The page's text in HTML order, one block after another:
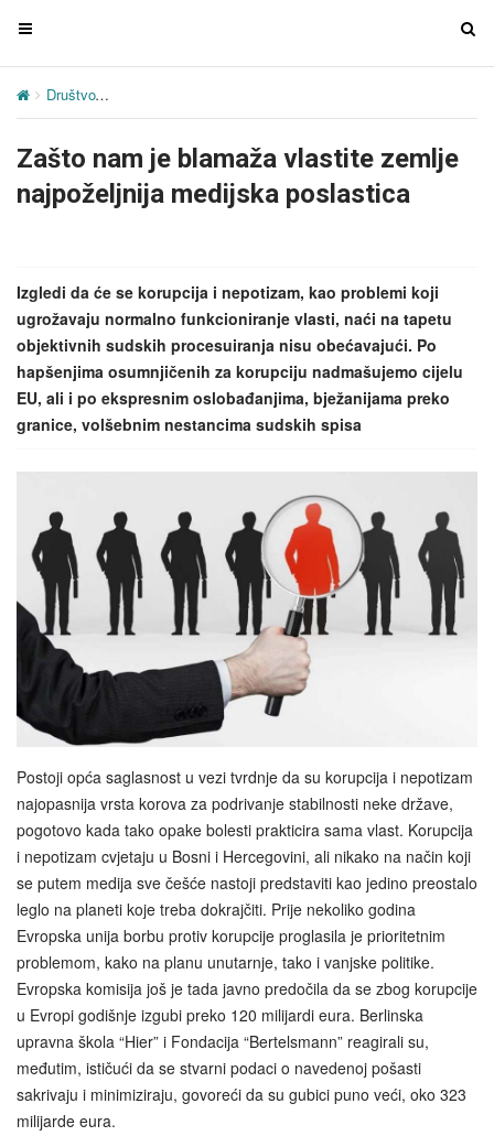
T
g
e
n
g
a
t
i
o
n
T
i
Društvo
Zašto nam je blamaža vlastite zemlje
najpoželjnija medijska poslastica
Izgledi da će se korupcija i nepotizam, kao problemi koji
ugrožavaju normalno funkcioniranje vlasti, naći na tapetu
objektivnih sudskih procesuiranja nisu obećavajući. Po
hapšenjima osumnjičenih za korupciju nadmašujemo cijelu
EU, ali i po ekspresnim oslobađanjima, bježanijama preko
granice, volšebnim nestancima sudskih spisa
Postoji opća saglasnost u vezi tvrdnje da su korupcija i nepotizam
najopasnija vrsta korova za podrivanje stabilnosti neke države,
pogotovo kada tako opake bolesti prakticira sama vlast. Korupcija
i nepotizam cvjetaju u Bosni i Hercegovini, ali nikako na način koji
se putem medija sve češće nastoji predstaviti kao jedino preostalo
leglo na planeti koje treba dokrajčiti. Prije nekoliko godina
Evropska unija borbu protiv korupcije proglasila je prioritetnim
problemom, kako na planu unutarnje, tako i vanjske politike.
Evropska komisija još je tada javno predočila da se zbog korupcije
u Evropi godišnje izgubi preko 120 milijardi eura. Berlinska
upravna škola “Hier” i Fondacija “Bertelsmann” reagirali su,
međutim, ističući da se stvarni podaci o navedenoj pošasti
sakrivaju i minimiziraju, govoreći da su gubici puno veći, oko 323
milijarde eura.